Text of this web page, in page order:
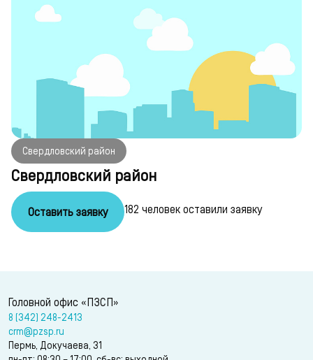
Свердловский район
Свердловский район
Оставить заявку 182 человек оставили заявку
Головной офис «ПЗСП»
8 (342) 248-2413
crm@pzsp.ru
Пермь, Докучаева, 31